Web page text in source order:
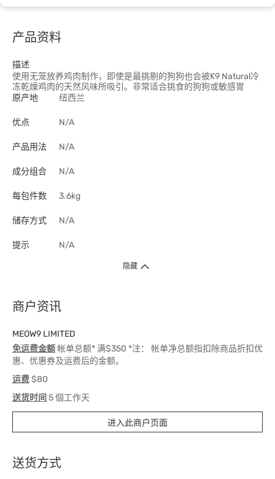
产品资料
描述
使用无笼放养鸡肉制作，即使是最挑剔的狗狗也会被K9 Natural冷
冻乾燥鸡肉的天然风味所吸引。非常适合挑食的狗狗或敏感胃
原产地
纽西兰
优点 N/A
产品用法 N/A
成分组合 N/A
每包件数 3.6kg
储存方式 N/A
提示 N/A
隐藏
商户资讯
MEOW9 LIMITED
免运费金额帐单总额* 满$350 *注： 帐单净总额指扣除商品折扣优
惠、优惠券及运费后的金额。
运费$80
送货时间 5 個工作天
进入此商户页面
送货方式